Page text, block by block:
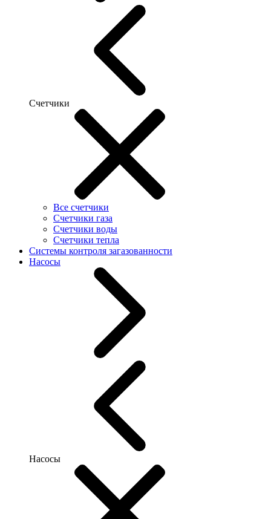
Счетчики
Все счетчики
Счетчики газа
Счетчики воды
Счетчики тепла
Системы контроля загазованности
Насосы
Насосы